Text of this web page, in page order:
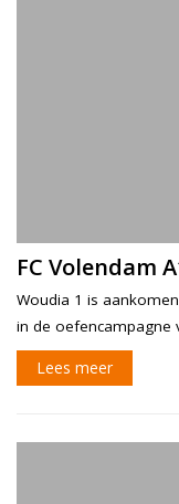
FC Volendam
Woudia 1 is
in de oefencampagne
Lees meer